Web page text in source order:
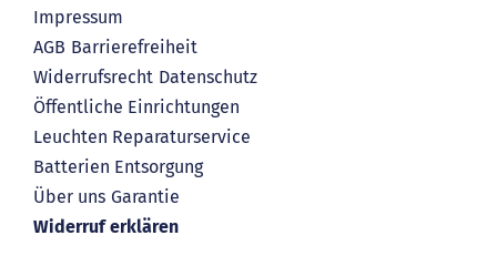
Impressum
AGB Barrierefreiheit
Widerrufsrecht Datenschutz
Öffentliche Einrichtungen
Leuchten Reparaturservice
Batterien Entsorgung
Über uns Garantie
Widerruf erklären